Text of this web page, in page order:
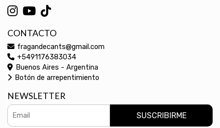
CONTACTO
fragandecants@gmail.com
+5491176383034
Buenos Aires - Argentina
Botón de arrepentimiento
NEWSLETTER
SUSCRIBIRME